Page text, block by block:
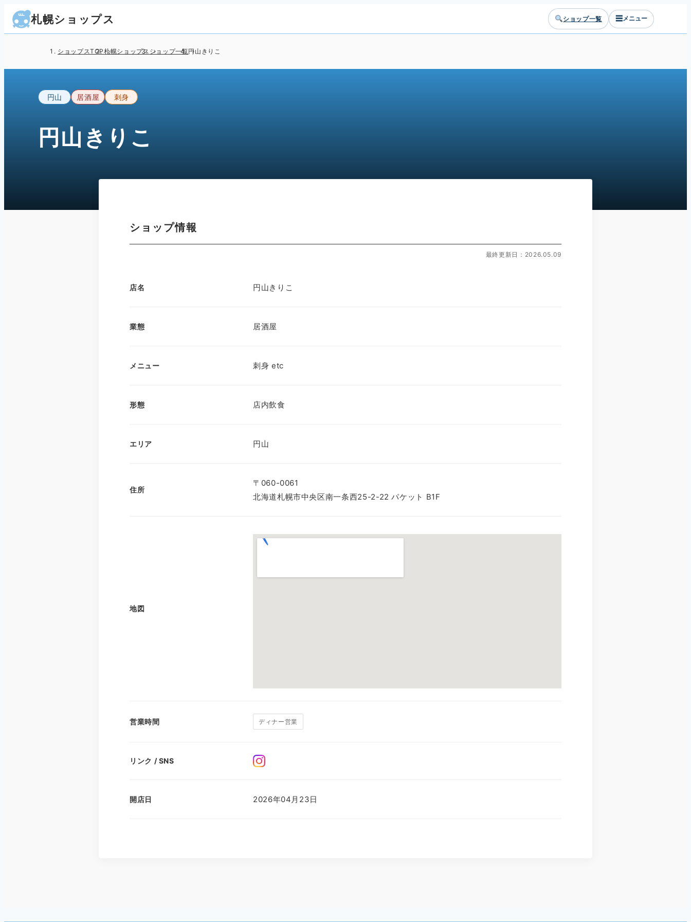
札幌ショップス ショップ一覧 ☰メニュー
ショップスTOP札幌ショップス ショップ一覧円山きりこ
円山 居酒屋 刺身
円山きりこ
ショップ情報
最終更新日：2026.05.09
店名 円山きりこ
業態 居酒屋
メニュー 刺身 etc
形態 店内飲食
エリア 円山
住所
〒060-0061
北海道札幌市中央区南一条西25-2-22 パケット B1F
地図
営業時間 ディナー営業
リンク / SNS
開店日 2026年04月23日